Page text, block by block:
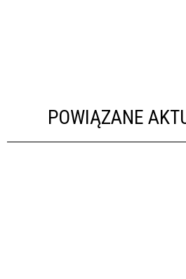
POWIĄZANE